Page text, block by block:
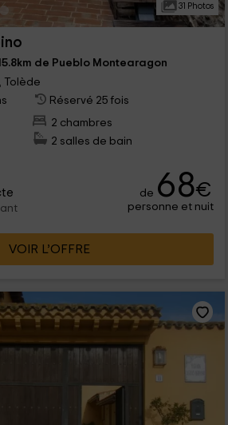
31 Photos
de Pueblo Montearagon
Tolède
Réservé 25 fois
2 chambres
2 salles de bain
de 68€
personne et nuit
VOIR L’OFFRE